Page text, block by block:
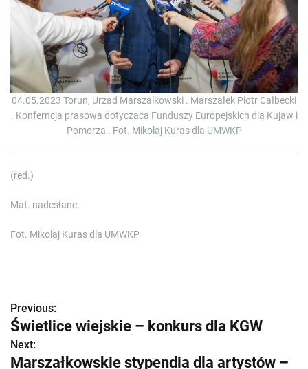
04.05.2023 Torun, Urzad Marszalkowski . Marszałek Piotr Całbecki
. Konferncja prasowa dotyczaca Funduszy Europejskich dla Kujaw i
Pomorza . Fot. Mikolaj Kuras dla UMWKP
(red.)
Mat. nadesłane.
Fot. Mikolaj Kuras dla UMWKP
Z
o
b
Previous:
Świetlice wiejskie – konkurs dla KGW
Next:
Marszałkowskie stypendia dla artystów –